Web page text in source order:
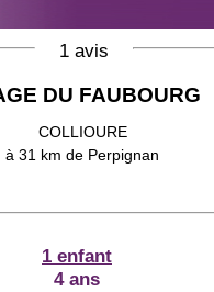
1 avis
DU FAUBOURG
COLLIOURE
à 31 km de Perpignan
1 enfant
4 ans